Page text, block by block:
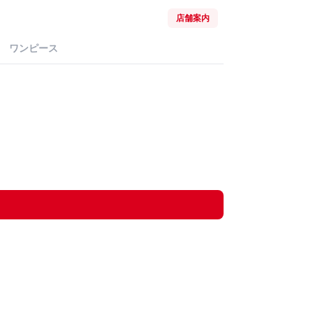
店舗案内
ワンピース